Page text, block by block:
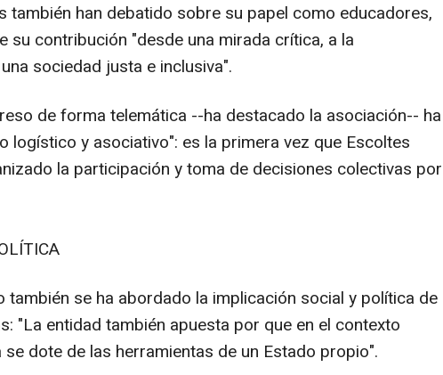
también han debatido sobre su papel como educadores,
su contribución "desde una mirada crítica, a la
sociedad justa e inclusiva".
de forma telemática --ha destacado la asociación-- ha
logístico y asociativo": es la primera vez que Escoltes
la participación y toma de decisiones colectivas por
también se ha abordado la implicación social y política de
"La entidad también apuesta por que en el contexto
se dote de las herramientas de un Estado propio".